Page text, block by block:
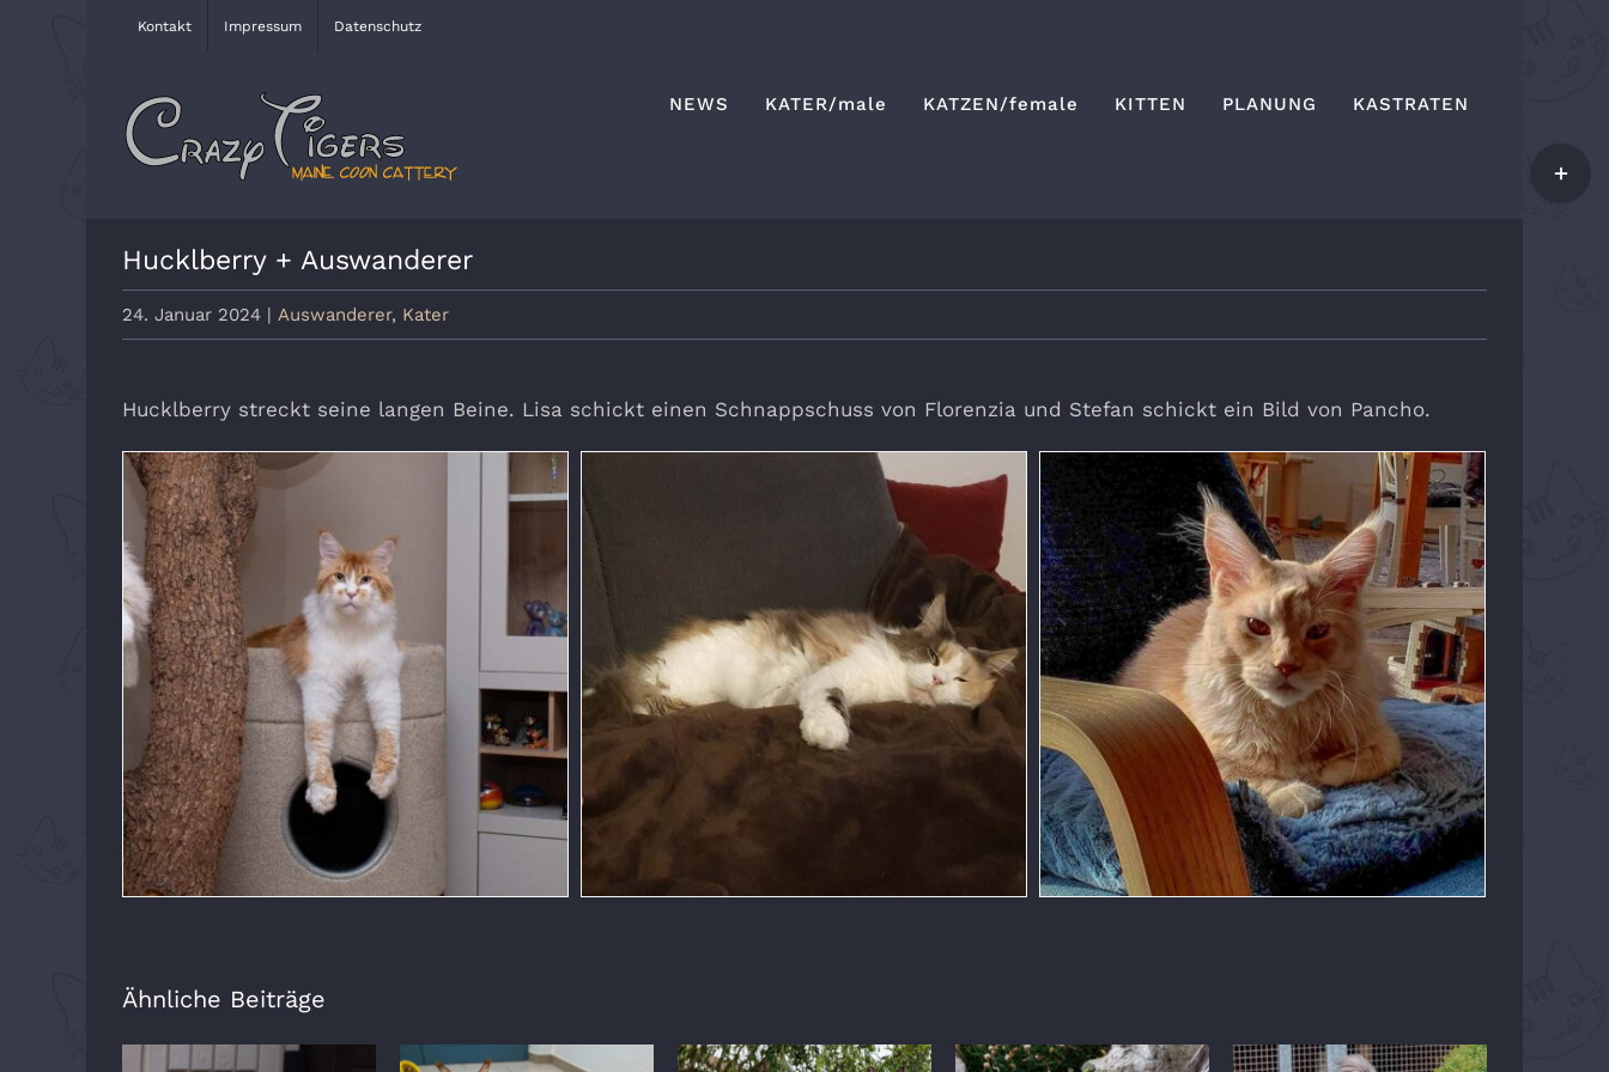
Kontakt Impressum Datenschutz
NEWS KATER/male KATZEN/female KITTEN PLANUNG KASTRATEN
Hucklberry + Auswanderer
24. Januar 2024 | Auswanderer, Kater
Hucklberry streckt seine langen Beine. Lisa schickt einen Schnappschuss von Florenzia und Stefan schickt ein Bild von Pancho.
Ähnliche Beiträge